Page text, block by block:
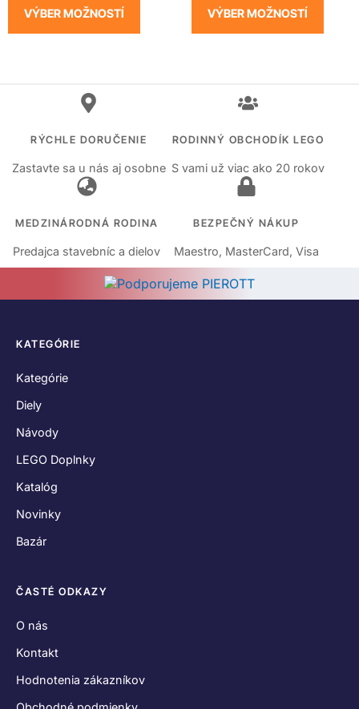
VÝBER MOŽNOSTÍ VÝBER MOŽNOSTÍ
RÝCHLE DORUČENIE
Zastavte sa u nás aj osobne
RODINNÝ OBCHODÍK LEGO
S vami už viac ako 20 rokov
MEDZINÁRODNÁ RODINA
Predajca stavebníc a dielov
BEZPEČNÝ NÁKUP
Maestro, MasterCard, Visa
KATEGÓRIE
Kategórie
Diely
Návody
LEGO Doplnky
Katalóg
Novinky
Bazár
ČASTÉ ODKAZY
O nás
Kontakt
Hodnotenia zákazníkov